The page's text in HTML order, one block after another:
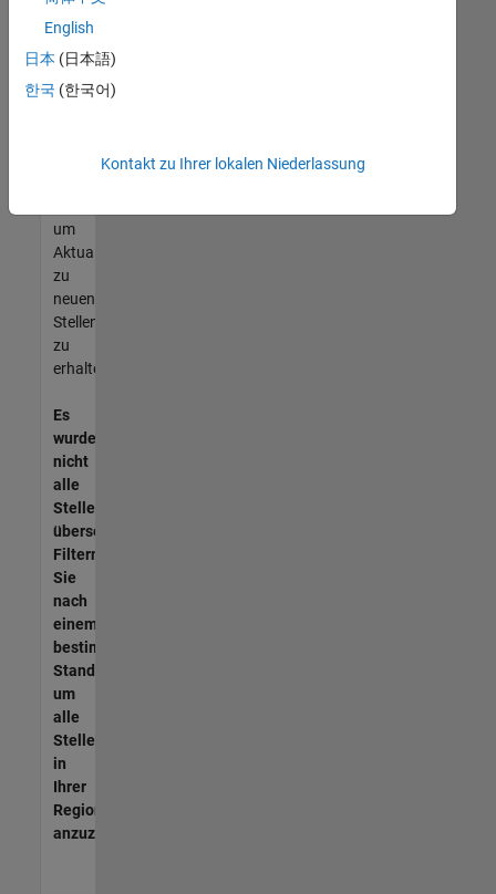
Ihren
entsprechen,
werden
unseres
um
Aktualisierungen
zu
neuen
Stellenangeboten
zu
erhalten.
Es
wurden
nicht
alle
Stellen
übersetzt.
Filtern
Sie
nach
einem
bestimmten
Standort,
um
alle
Stellenangebote
in
Ihrer
Region
anzuzeigen.
English
日本 (日本語)
한국 (한국어)
Kontakt zu Ihrer lokalen Niederlassung